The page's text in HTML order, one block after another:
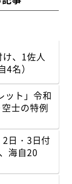
、1佐人
名）
ット」令和
士の特例
日・3日付
海自20